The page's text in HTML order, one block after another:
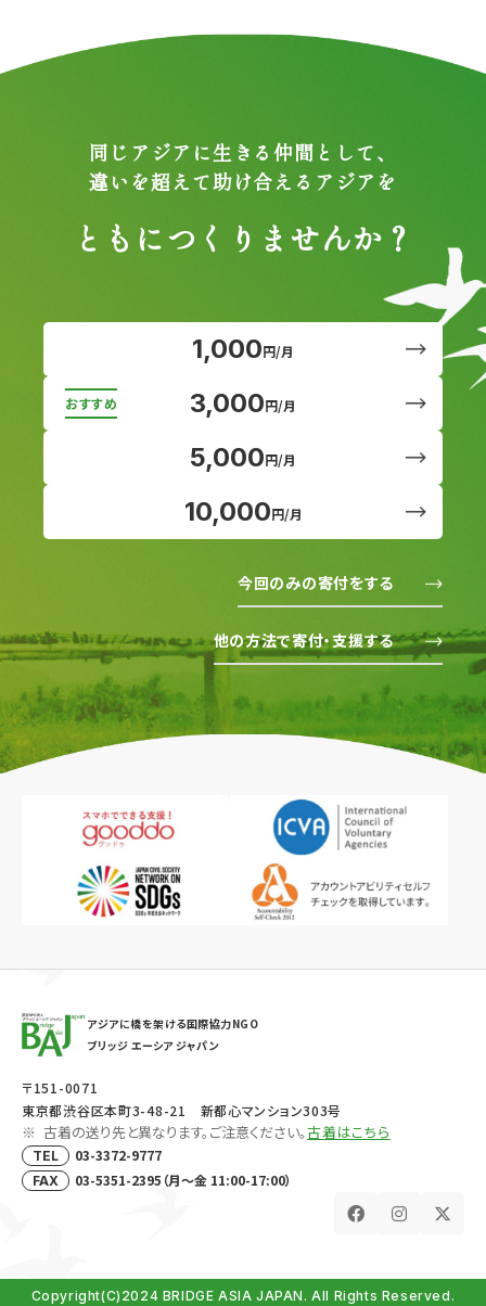
同じアジアに生きる仲間として、
違いを超えて助け合えるアジアを
ともにつくりませんか？
1,000円/月
3,000円/月
5,000円/月
10,000円/月
今回のみの寄付をする
他の方法で寄付・支援する
アジアに橋を架ける国際協力NGO
ブリッジ エーシア ジャパン
〒151-0071
東京都渋谷区本町3-48-21 新都心マンション303号
古着の送り先と異なります。ご注意ください。古着はこちら
TEL 03-3372-9777
FAX 03-5351-2395（月～金 11:00-17:00）
Copyright(C)2024 BRIDGE ASIA JAPAN. All Rights Reserved.